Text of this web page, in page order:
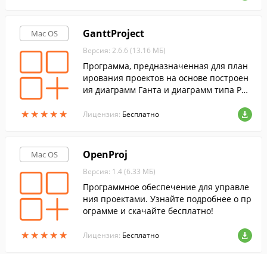
Mac OS
★★★★★
★★★★★
GanttProject
Версия: 2.6.6 (13.16 МБ)
Программа, предназначенная для план
ирования проектов на основе построен
ия диаграмм Ганта и диаграмм типа PER
Лицензия: Бесплатно
Mac OS
★★★★★
★★★★★
OpenProj
Версия: 1.4 (6.33 МБ)
Программное обеспечение для управле
ния проектами. Узнайте подробнее о пр
ограмме и скачайте бесплатно!
Лицензия: Бесплатно